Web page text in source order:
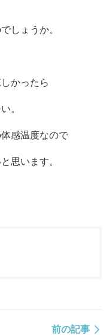
しょうか。
かったら
。
感温度なので
思います。
前の記事